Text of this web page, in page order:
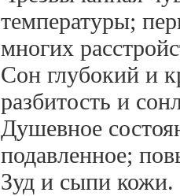
температуры;
многих
Сон глубокий и
разбитость и
Душевное
подавленное;
Зуд и сыпи кожи.